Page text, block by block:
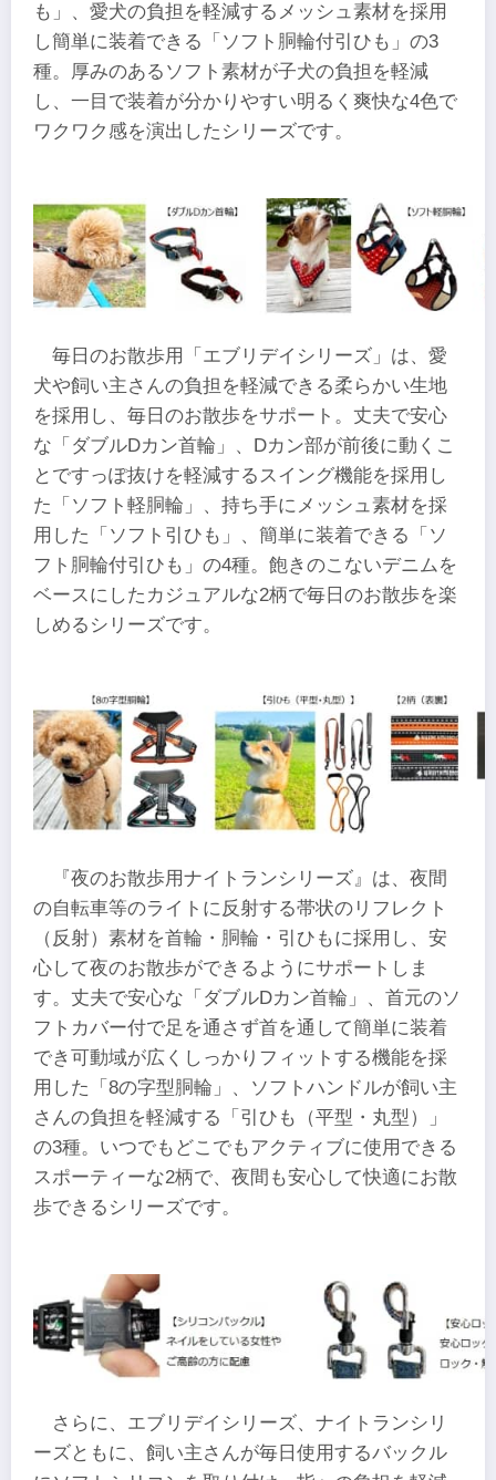
も」、愛犬の負担を軽減するメッシュ素材を採用
し簡単に装着できる「ソフト胴輪付引ひも」の3
種。厚みのあるソフト素材が子犬の負担を軽減
し、一目で装着が分かりやすい明るく爽快な4色で
ワクワク感を演出したシリーズです。
毎日のお散歩用「エブリデイシリーズ」は、愛
犬や飼い主さんの負担を軽減できる柔らかい生地
を採用し、毎日のお散歩をサポート。丈夫で安心
な「ダブルDカン首輪」、Dカン部が前後に動くこ
とですっぽ抜けを軽減するスイング機能を採用し
た「ソフト軽胴輪」、持ち手にメッシュ素材を採
用した「ソフト引ひも」、簡単に装着できる「ソ
フト胴輪付引ひも」の4種。飽きのこないデニムを
ベースにしたカジュアルな2柄で毎日のお散歩を楽
しめるシリーズです。
『夜のお散歩用ナイトランシリーズ』は、夜間
の自転車等のライトに反射する帯状のリフレクト
（反射）素材を首輪・胴輪・引ひもに採用し、安
心して夜のお散歩ができるようにサポートしま
す。丈夫で安心な「ダブルDカン首輪」、首元のソ
フトカバー付で足を通さず首を通して簡単に装着
でき可動域が広くしっかりフィットする機能を採
用した「8の字型胴輪」、ソフトハンドルが飼い主
さんの負担を軽減する「引ひも（平型・丸型）」
の3種。いつでもどこでもアクティブに使用できる
スポーティーな2柄で、夜間も安心して快適にお散
歩できるシリーズです。
さらに、エブリデイシリーズ、ナイトランシリ
ーズともに、飼い主さんが毎日使用するバックル